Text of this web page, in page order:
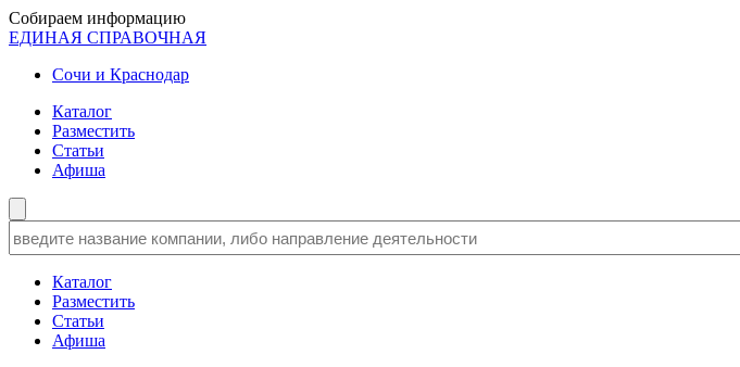
Собираем информацию
ЕДИНАЯ СПРАВОЧНАЯ
Сочи и Краснодар
Каталог
Разместить
Статьи
Афиша
Каталог
Разместить
Статьи
Афиша